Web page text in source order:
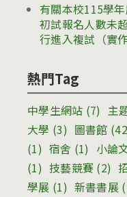
有關本校115學
初試報名人數未
行進入複試（實
熱門Tag
中學生網站 (7) 主
大學 (3) 圖書館
(1) 宿舍 (1) 小論
(1) 技藝競賽 (2)
學展 (1) 新書書展